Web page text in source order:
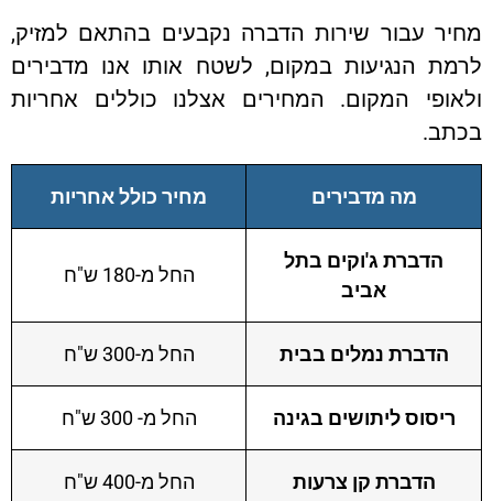
מחיר עבור שירות הדברה נקבעים בהתאם למזיק,
לרמת הנגיעות במקום, לשטח אותו אנו מדבירים
ולאופי המקום. המחירים אצלנו כוללים אחריות
בכתב.
מה מדבירים מחיר כולל אחריות
הדברת ג'וקים בתל
אביב
החל מ-180 ש"ח
הדברת נמלים בבית החל מ-300 ש"ח
ריסוס ליתושים בגינה החל מ- 300 ש"ח
הדברת קן צרעות החל מ-400 ש"ח